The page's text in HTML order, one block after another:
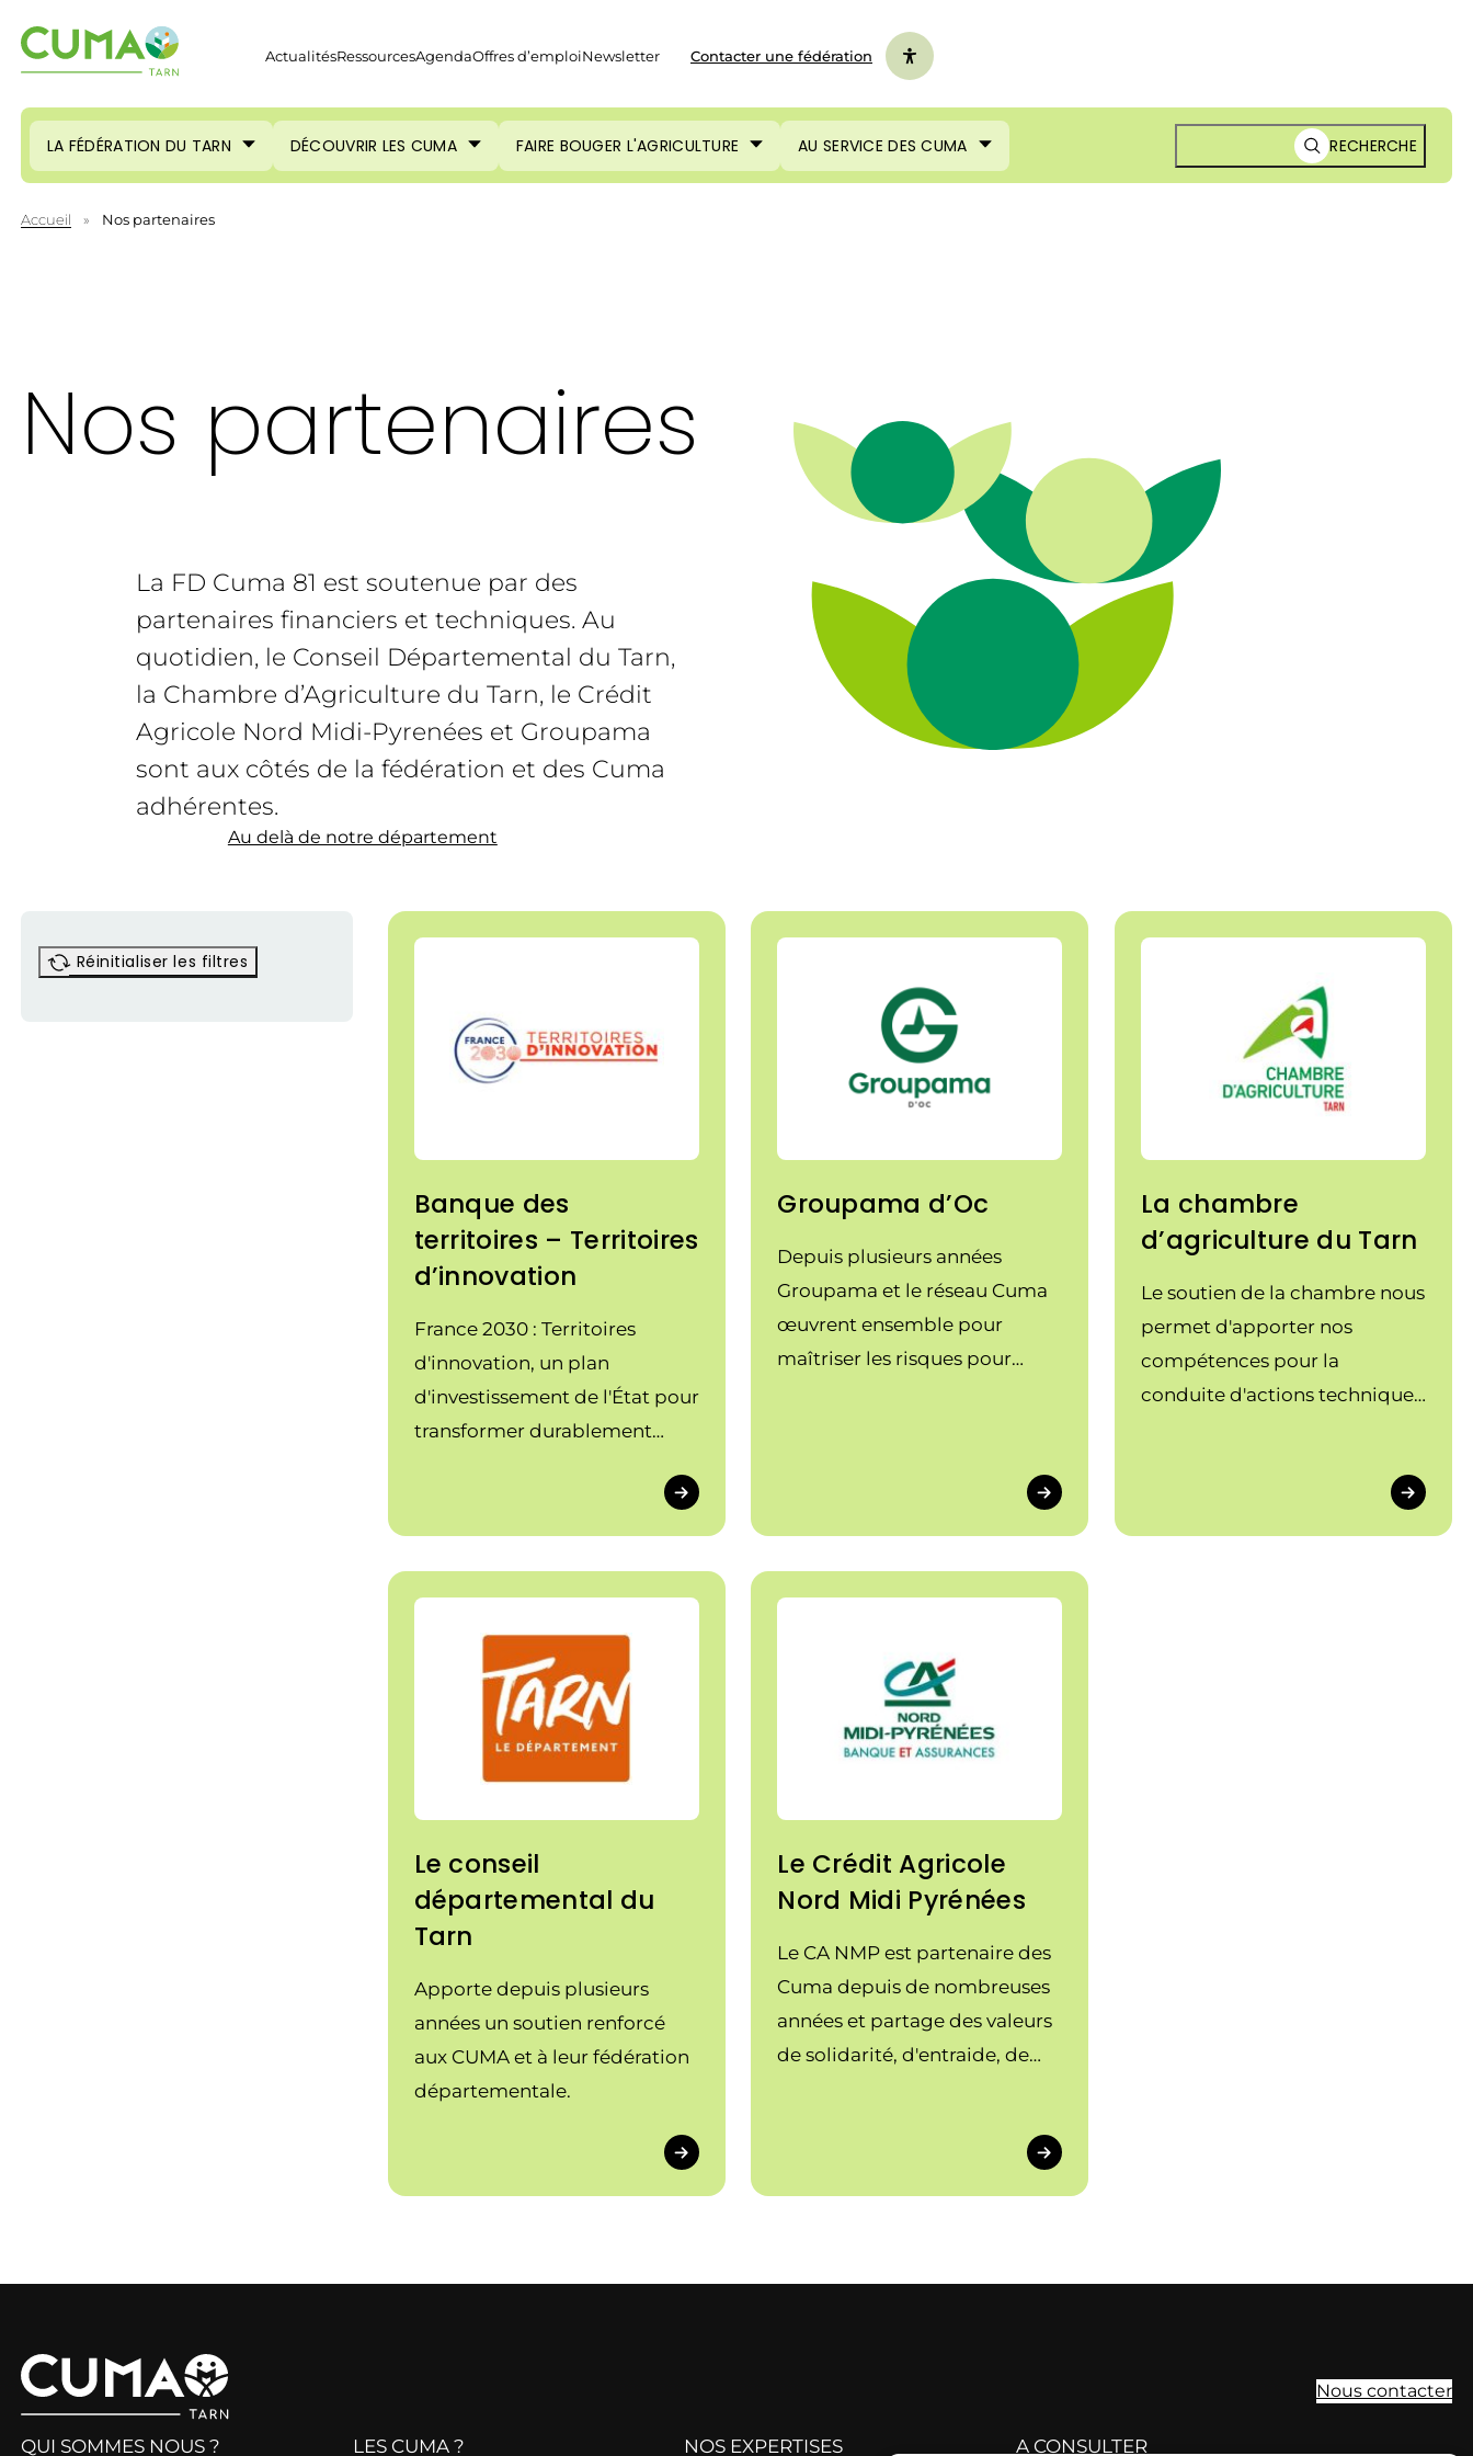
ActualitésRessourcesAgendaOffres d’emploiNewsletter Contacter une fédération
LA FÉDÉRATION DU TARN DÉCOUVRIR LES CUMA FAIRE BOUGER L'AGRICULTURE AU SERVICE DES CUMA RECHERCHE
Accueil » Nos partenaires
Nos partenaires
La FD Cuma 81 est soutenue par des
partenaires financiers et techniques. Au
quotidien, le Conseil Départemental du Tarn,
la Chambre d’Agriculture du Tarn, le Crédit
Agricole Nord Midi-Pyrenées et Groupama
sont aux côtés de la fédération et des Cuma
adhérentes.
Au delà de notre département
Réinitialiser les filtres
Banque des
territoires – Territoires
d’innovation
France 2030 : Territoires
d'innovation, un plan
d'investissement de l'État pour
transformer durablement
notre projet. Dans le cadre de
son volet "Territoires
d'innovation", ce partenaire
nous accompagne dans notre
démarche de développement
et d'innovation. Le plan vise à
accélérer la transition
écologique et à renforcer la
au cœur de notre action.
Groupama d’Oc
Depuis plusieurs années
Groupama et le réseau Cuma
œuvrent ensemble pour
maîtriser les risques pour
La chambre
d’agriculture du Tarn
Le soutien de la chambre nous
permet d'apporter nos
compétences pour la
conduite d'actions techniques
Le conseil
départemental du
Tarn
Apporte depuis plusieurs
années un soutien renforcé
aux CUMA et à leur fédération
départementale.
Le Crédit Agricole
Nord Midi Pyrénées
Le CA NMP est partenaire des
Cuma depuis de nombreuses
années et partage des valeurs
de solidarité, d'entraide, de
Nous contacter
QUI SOMMES NOUS ? LES CUMA ? NOS EXPERTISES A CONSULTER